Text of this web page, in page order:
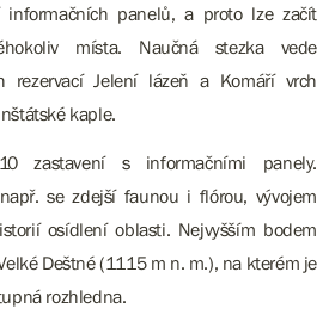
informačních panelů, a proto lze začít
místa. Naučná stezka vede
rezervací Jelení lázeň a Komáří vrch
kaple.
zastavení s informačními panely.
se zdejší faunou i flórou, vývojem
osídlení oblasti. Nejvyšším bodem
Deštné (1115 m n. m.), na kterém je
rozhledna.